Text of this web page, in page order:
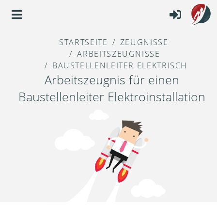
STARTSEITE
ZEUGNISSE
ARBEITSZEUGNISSE
BAUSTELLENLEITER ELEKTRISCH
Arbeitszeugnis für einen
Baustellenleiter Elektroinstallation